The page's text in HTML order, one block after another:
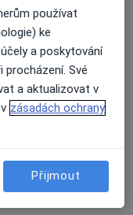
nás důležité.
zaplatit za
pacienta.
o názorech
používat
ke
a poskytování
procházení. Své
a aktualizovat v
zásadách ochrany
Přijmout